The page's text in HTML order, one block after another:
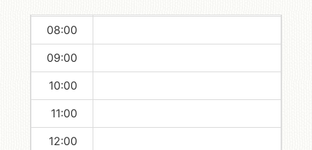
08:00
09:00
10:00
11:00
12:00